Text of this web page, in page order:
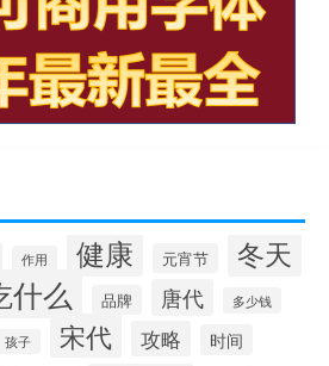
作用 健康 元宵节 冬天
什么 品牌 唐代 多少钱
孩子 宋代 攻略 时间